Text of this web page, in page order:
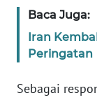
Baca Juga:
Iran
Peringatan
Sebagai
WN
WN